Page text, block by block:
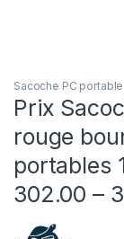
Sacoche PC portable
Prix
rouge
portables
302.00 –